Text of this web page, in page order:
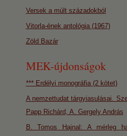
Versek a múlt századokból
Vitorla-ének antológia (1967)
Zöld Bazár
MEK-újdonságok
*** Erdélyi monográfia (2 kötet)
A nemzettudat tárgyiasulásai.
Papp Richárd, A. Gergely András
B. Tomos Hajnal: A mérleg